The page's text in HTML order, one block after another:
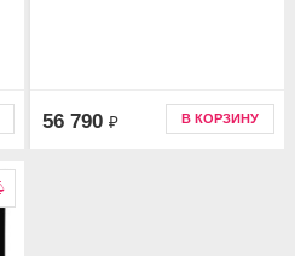
56 790 ₽ В КОРЗИНУ